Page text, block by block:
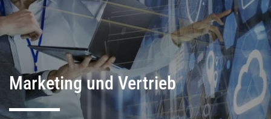
Marketing und Vertrieb